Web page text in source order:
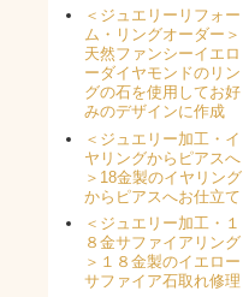
＜ジュエリーリフォー
ム・リングオーダー＞
天然ファンシーイエロ
ーダイヤモンドのリン
グの石を使用してお好
みのデザインに作成
＜ジュエリー加工・イ
ヤリングからピアスへ
＞18金製のイヤリング
からピアスへお仕立て
＜ジュエリー加工・１
８金サファイアリング
＞１８金製のイエロー
サファイア石取れ修理